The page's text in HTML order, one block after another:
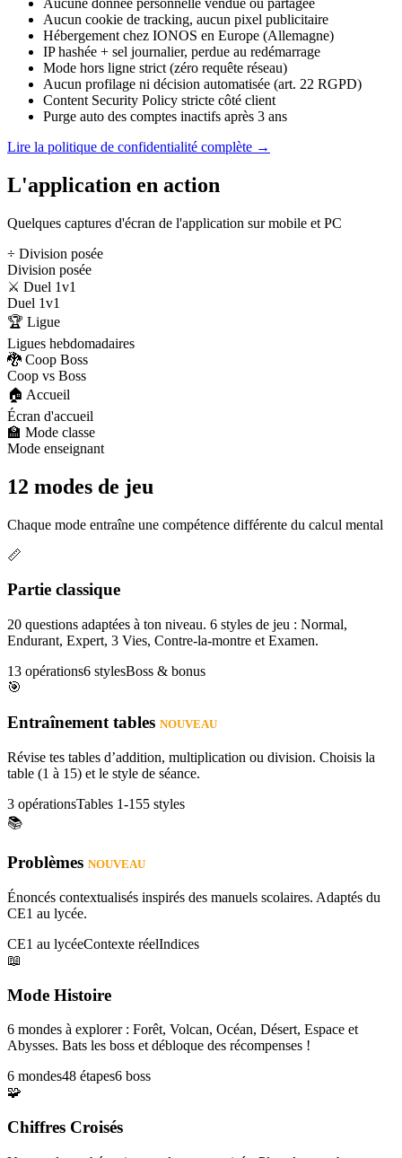
Aucune donnée personnelle vendue ou partagée
Aucun cookie de tracking, aucun pixel publicitaire
Hébergement chez IONOS en Europe (Allemagne)
IP hashée + sel journalier, perdue au redémarrage
Mode hors ligne strict (zéro requête réseau)
Aucun profilage ni décision automatisée (art. 22 RGPD)
Content Security Policy stricte côté client
Purge auto des comptes inactifs après 3 ans
Lire la politique de confidentialité complète →
L'application en action
Quelques captures d'écran de l'application sur mobile et PC
÷ Division posée
Division posée
⚔️ Duel 1v1
Duel 1v1
🏆 Ligue
Ligues hebdomadaires
🐉 Coop Boss
Coop vs Boss
🏠 Accueil
Écran d'accueil
🏫 Mode classe
Mode enseignant
12 modes de jeu
Chaque mode entraîne une compétence différente du calcul mental
📏
Partie classique
20 questions adaptées à ton niveau. 6 styles de jeu : Normal,
Endurant, Expert, 3 Vies, Contre-la-montre et Examen.
13 opérations6 stylesBoss & bonus
🎯
Entraînement tables NOUVEAU
Révise tes tables d’addition, multiplication ou division. Choisis la
table (1 à 15) et le style de séance.
3 opérationsTables 1-155 styles
📚
Problèmes NOUVEAU
Énoncés contextualisés inspirés des manuels scolaires. Adaptés du
CE1 au lycée.
CE1 au lycéeContexte réelIndices
📖
Mode Histoire
6 mondes à explorer : Forêt, Volcan, Océan, Désert, Espace et
Abysses. Bats les boss et débloque des récompenses !
6 mondes48 étapes6 boss
🧩
Chiffres Croisés